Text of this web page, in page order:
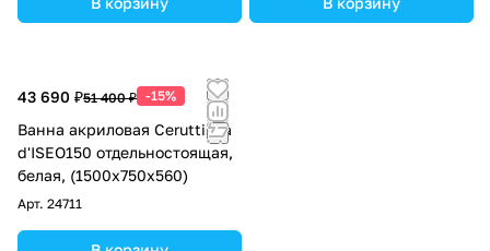
43 690 ₽51 400 ₽ -15%
Ванна акриловая Ceruttispa
d'ISEO150 отдельностоящая,
белая, (1500x750x560)
Арт. 24711